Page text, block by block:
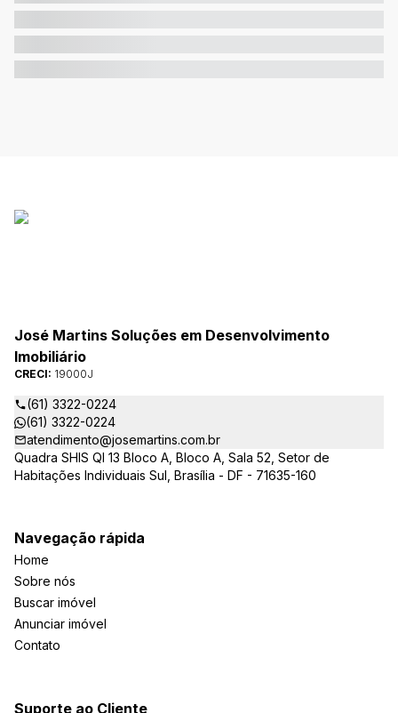
José Martins Soluções em Desenvolvimento
Imobiliário
CRECI: 19000J
(61) 3322-0224
(61) 3322-0224
atendimento@josemartins.com.br
Quadra SHIS QI 13 Bloco A, Bloco A, Sala 52, Setor de
Habitações Individuais Sul, Brasília - DF - 71635-160
Navegação rápida
Home
Sobre nós
Buscar imóvel
Anunciar imóvel
Contato
Suporte ao Cliente